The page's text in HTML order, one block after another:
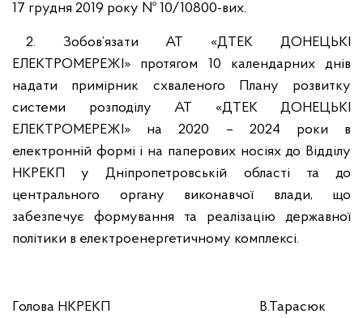
17 грудня 2019 року № 10/10800-вих.
2. Зобов’язати АТ «ДТЕК ДОНЕЦЬКІ
ЕЛЕКТРОМЕРЕЖІ» протягом 10 календарних днів
надати примірник схваленого Плану розвитку
системи розподілу АТ «ДТЕК ДОНЕЦЬКІ
ЕЛЕКТРОМЕРЕЖІ» на 2020 – 2024 роки в
електронній формі і на паперових носіях до Відділу
НКРЕКП у Дніпропетровській області та до
центрального органу виконавчої влади, що
забезпечує формування та реалізацію державної
політики в електроенергетичному комплексі.
Голова НКРЕКП В.Тарасюк